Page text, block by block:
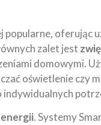
popularne, oferując
zalet jest
domowymi.
oświetlenie czy
indywidualnych
. Systemy